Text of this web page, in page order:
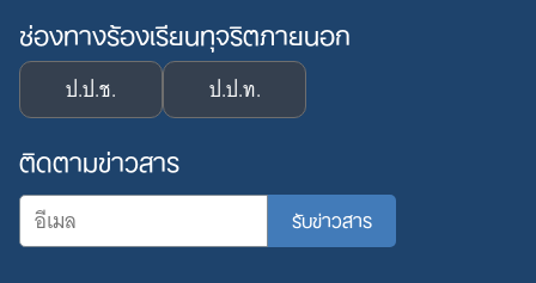
ช่องทางร้องเรียนทุจริตภายนอก
ป.ป.ช. ป.ป.ท.
ติดตามข่าวสาร